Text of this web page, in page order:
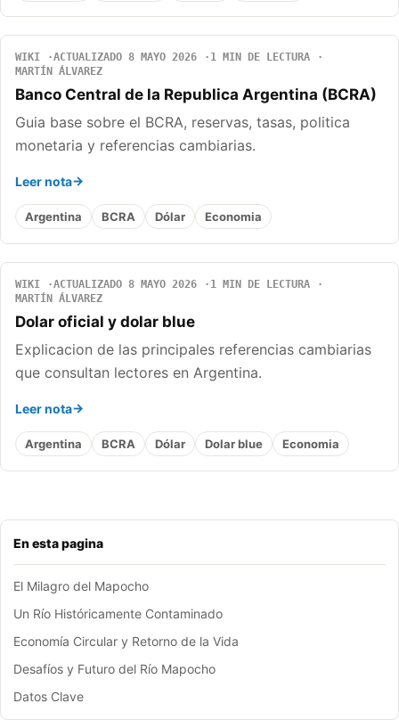
En esta pagina
El Milagro del Mapocho
Un Río Históricamente Contaminado
Economía Circular y Retorno de la Vida
Desafíos y Futuro del Río Mapocho
Datos Clave
WIKI ACTUALIZADO 8 MAYO 2026
1 MIN DE LECTURA
MARTÍN ÁLVAREZ
Banco Central de la Republica Argentina (BCRA)
Guia base sobre el BCRA, reservas, tasas, politica
monetaria y referencias cambiarias.
Leer nota
Argentina BCRA Dólar Economia
WIKI ACTUALIZADO 8 MAYO 2026
1 MIN DE LECTURA
MARTÍN ÁLVAREZ
Dolar oficial y dolar blue
Explicacion de las principales referencias cambiarias
que consultan lectores en Argentina.
Leer nota
Argentina BCRA Dólar Dolar blue Economia